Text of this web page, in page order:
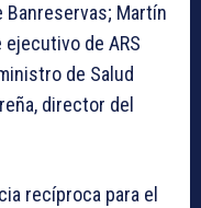
Martín
de ARS
de Salud
director del
recíproca para el